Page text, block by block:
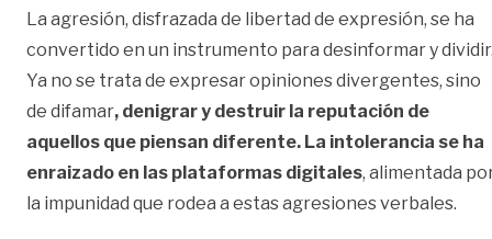
La agresión, disfrazada de libertad de expresión, se ha
convertido en un instrumento para desinformar y
Ya no se trata de expresar opiniones divergentes, sino
de difamar, denigrar y destruir la reputación de
aquellos que piensan diferente. La intolerancia se ha
enraizado en las plataformas digitales, alimentada
la impunidad que rodea a estas agresiones verbales.